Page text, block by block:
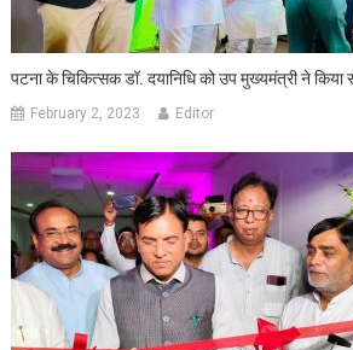
पटना के चिकित्सक डॉ. दयानिधि को उप मुख्यमंत्री ने किया
February 2, 2023 Editor